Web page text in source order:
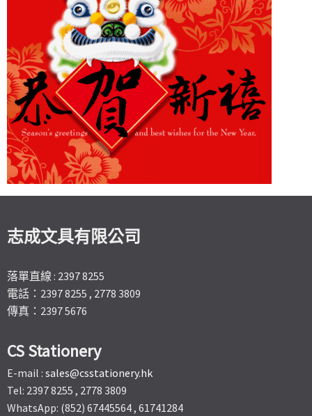
志成文具有限公司
落單直線 : 2397 8255
電話：2397 8255 , 2778 3809
傳真：2397 5676
CS Stationery
E-mail : sales@csstationery.hk
Tel: 2397 8255 , 2778 3809
WhatsApp: (852) 67445564 , 61741284